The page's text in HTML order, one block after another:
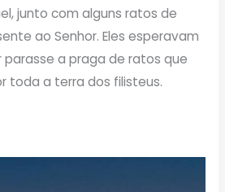
junto com alguns ratos de
ao Senhor. Eles esperavam
parasse a praga de ratos que
toda a terra dos filisteus.